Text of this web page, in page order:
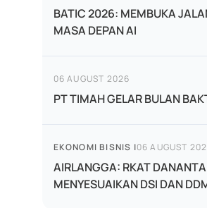
BATIC 2026: MEMBUKA
MASA DEPAN AI
06 AUGUST 2026
PT TIMAH GELAR BULAN
EKONOMI BISNIS |06 AUGUST
AIRLANGGA: RKAT
MENYESUAIKAN DSI DAN